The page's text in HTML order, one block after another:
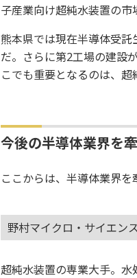
子産業向け超純水装置の市
熊本県では現在半導体受
だ。さらに第2工場の建設
こでも重要となるのは、超
今後の半導体業界を
ここからは、半導体業界を
野村マイクロ・サイエン
超純水装置の専業大手。